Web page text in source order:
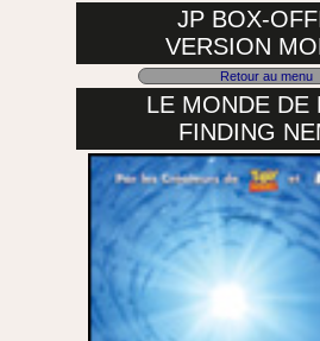
JP BOX-
VERSION
Retour au menu
LE MONDE DE
FINDING